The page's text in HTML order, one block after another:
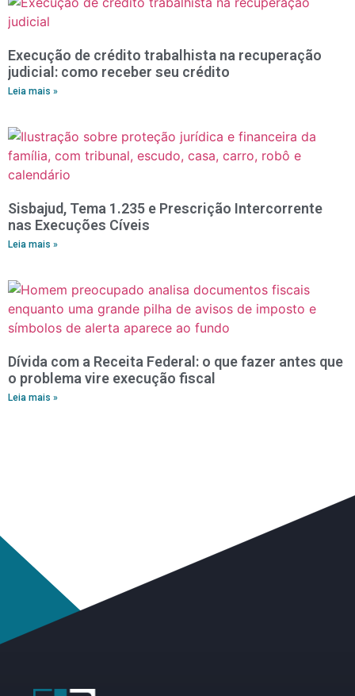
Execução de crédito trabalhista na recuperação
judicial: como receber seu crédito
Leia mais »
Sisbajud, Tema 1.235 e Prescrição Intercorrente
nas Execuções Cíveis
Leia mais »
Dívida com a Receita Federal: o que fazer antes que
o problema vire execução fiscal
Leia mais »